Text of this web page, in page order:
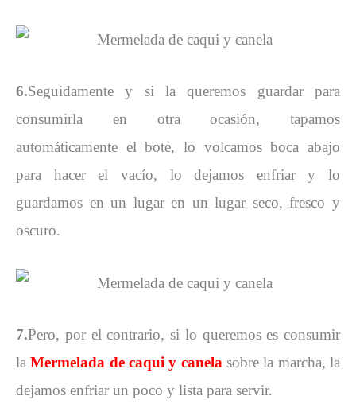
6.Seguidamente y si la queremos guardar para
consumirla en otra ocasión, tapamos
automáticamente el bote, lo volcamos boca abajo
para hacer el vacío, lo dejamos enfriar y lo
guardamos en un lugar en un lugar seco, fresco y
oscuro.
7.Pero, por el contrario, si lo queremos es consumir
la Mermelada de caqui y canelasobre la marcha, la
dejamos enfriar un poco y lista para servir.